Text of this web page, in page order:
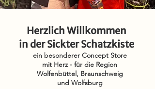
Herzlich Willkommen
in der Sickter Schatzkiste
ein besonderer Concept Store
mit Herz - für die Region
Wolfenbüttel, Braunschweig
und Wolfsburg